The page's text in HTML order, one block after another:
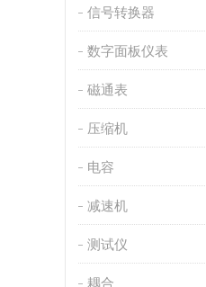
信号转换器
数字面板仪表
磁通表
压缩机
电容
减速机
测试仪
耦合